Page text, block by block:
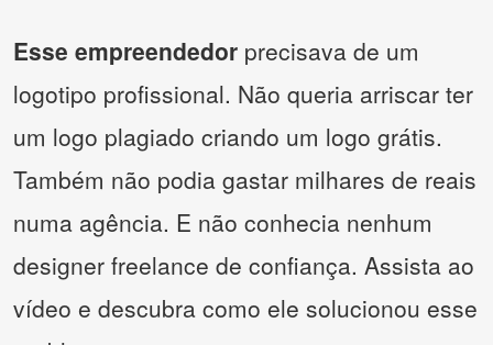
Esse empreendedor precisava de um
logotipo profissional. Não queria arriscar ter
um logo plagiado criando um logo grátis.
Também não podia gastar milhares de reais
numa agência. E não conhecia nenhum
designer freelance de confiança. Assista ao
vídeo e descubra como ele solucionou esse